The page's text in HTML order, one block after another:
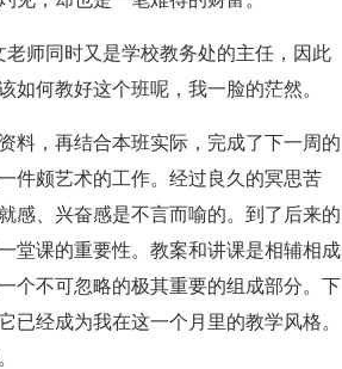
师同时又是学校教务处的主任，因此
何教好这个班呢，我一脸的茫然。
，再结合本班实际，完成了下一周的
件颇艺术的工作。经过良久的冥思苦
感、兴奋感是不言而喻的。到了后来的
堂课的重要性。教案和讲课是相辅相成
个不可忽略的极其重要的组成部分。下
经成为我在这一个月里的教学风格。